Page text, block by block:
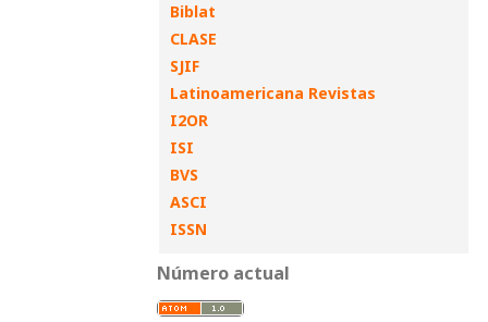
Biblat
CLASE
SJIF
Latinoamericana Revistas
I2OR
ISI
BVS
ASCI
ISSN
Número actual